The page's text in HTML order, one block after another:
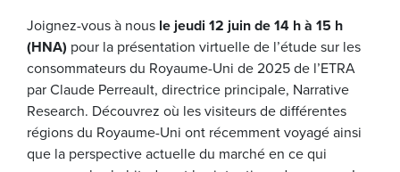
Joignez-vous à nous le jeudi 12 juin de 14 h à 15 h
(HNA) pour la présentation virtuelle de l’étude sur les
consommateurs du Royaume-Uni de 2025 de l’ETRA
par Claude Perreault, directrice principale, Narrative
Research. Découvrez où les visiteurs de différentes
régions du Royaume-Uni ont récemment voyagé ainsi
que la perspective actuelle du marché en ce qui